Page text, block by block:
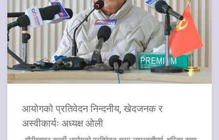
आयोगको प्रतिवेदन निन्दनीय, खेदजनक र
अस्वीकार्यः अध्यक्ष ओली